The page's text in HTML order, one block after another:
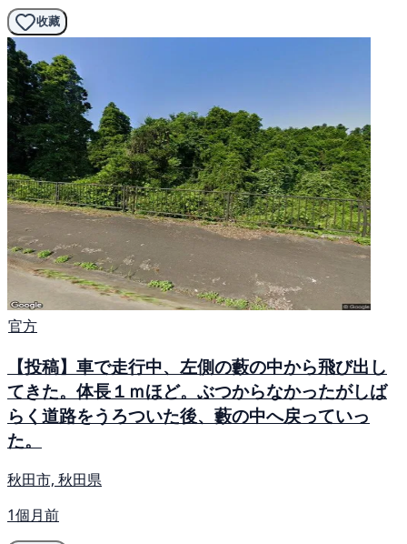
收藏
官方
【投稿】車で走行中、左側の藪の中から飛び出し
てきた。体長１ｍほど。ぶつからなかったがしば
らく道路をうろついた後、藪の中へ戻っていっ
た。
秋田市, 秋田県
1個月前